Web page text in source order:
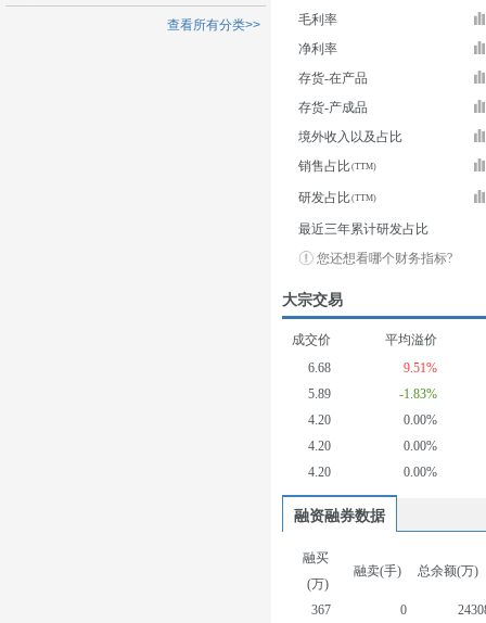
查看所有分类>>
毛利率
净利率
存货-在产品
存货-产成品
境外收入以及占比
销售占比
研发占比
最近三年累计研发占比
您还想看哪个财务指标?
大宗交易
成交价
平均溢价
6.68
9.51%
5.89
-1.83%
4.20
0.00%
4.20
0.00%
4.20
0.00%
融资融券数据
融买
(万)
融卖(手) 总余额(万)
367 0